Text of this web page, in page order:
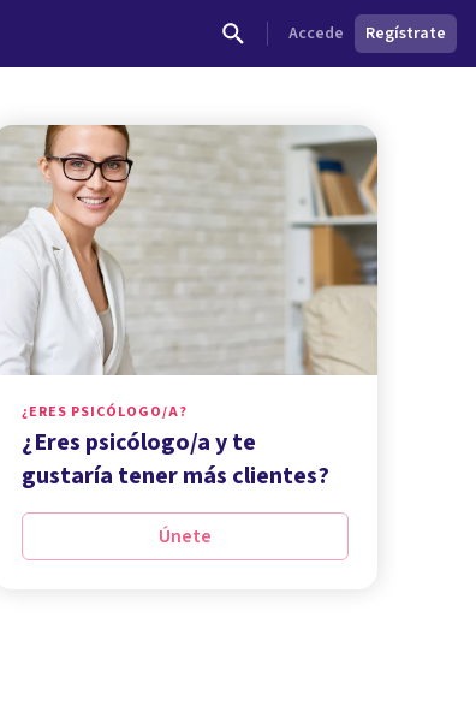
Accede Regístrate
¿ERES PSICÓLOGO/A?
¿Eres psicólogo/a y te
gustaría tener más clientes?
Únete